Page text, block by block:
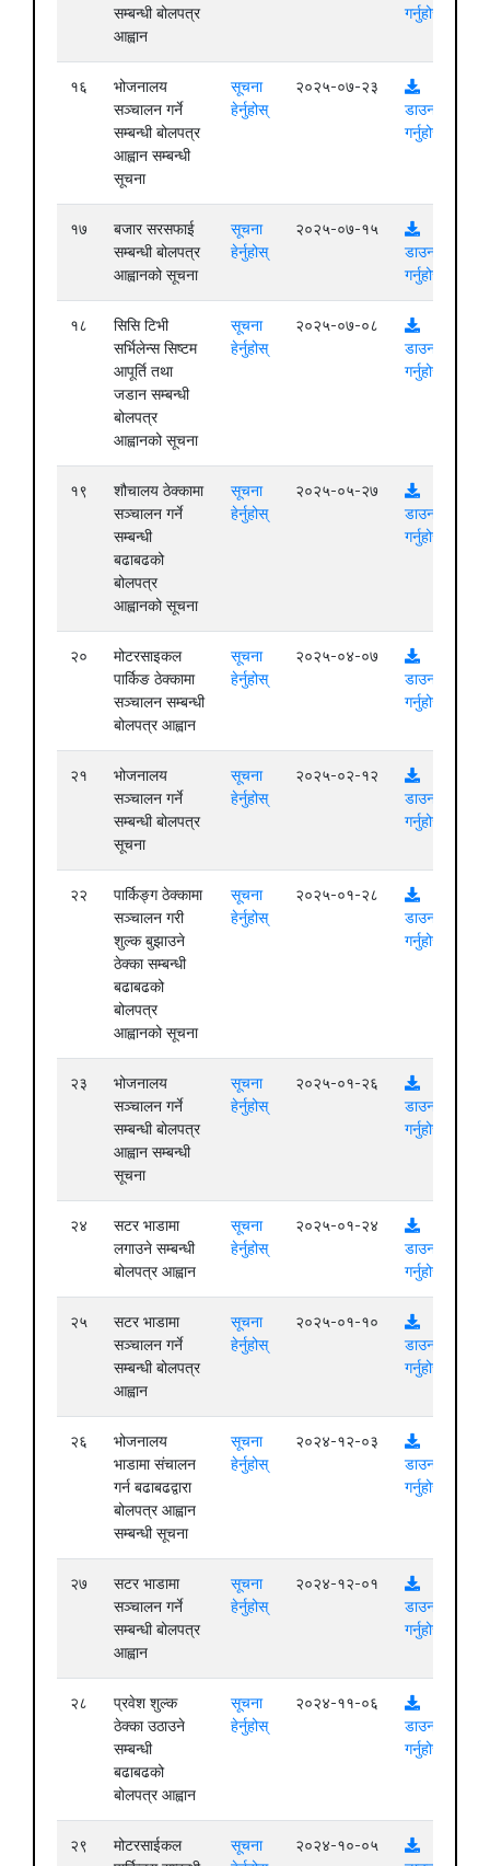
सम्बन्धी बोलपत्र
आह्वान
गर्नुहोस्
१६
भोजनालय
सञ्चालन गर्ने
सम्बन्धी बोलपत्र
आह्वान सम्बन्धी
सूचना
सूचना
हेर्नुहोस्
२०२५-०७-२३
डाउनलोड
गर्नुहोस्
१७
बजार सरसफाई
सम्बन्धी बोलपत्र
आह्वानको सूचना
सूचना
हेर्नुहोस्
२०२५-०७-१५
डाउनलोड
गर्नुहोस्
१८
सिसि टिभी
सर्भिलेन्स सिष्टम
आपूर्ति तथा
जडान सम्बन्धी
बोलपत्र
आह्वानको सूचना
सूचना
हेर्नुहोस्
२०२५-०७-०८
डाउनलोड
गर्नुहोस्
१९
शौचालय ठेक्कामा
सञ्चालन गर्ने
सम्बन्धी
बढाबढको
बोलपत्र
आह्वानको सूचना
सूचना
हेर्नुहोस्
२०२५-०५-२७
डाउनलोड
गर्नुहोस्
२०
मोटरसाइकल
पार्किङ ठेक्कामा
सञ्चालन सम्बन्धी
बोलपत्र आह्वान
सूचना
हेर्नुहोस्
२०२५-०४-०७
डाउनलोड
गर्नुहोस्
२१
भोजनालय
सञ्चालन गर्ने
सम्बन्धी बोलपत्र
सूचना
सूचना
हेर्नुहोस्
२०२५-०२-१२
डाउनलोड
गर्नुहोस्
२२
पार्किङ्ग ठेक्कामा
सञ्चालन गरी
शुल्क बुझाउने
ठेक्का सम्बन्धी
बढाबढको
बोलपत्र
आह्वानको सूचना
सूचना
हेर्नुहोस्
२०२५-०१-२८
डाउनलोड
गर्नुहोस्
२३
भोजनालय
सञ्चालन गर्ने
सम्बन्धी बोलपत्र
आह्वान सम्बन्धी
सूचना
सूचना
हेर्नुहोस्
२०२५-०१-२६
डाउनलोड
गर्नुहोस्
२४
सटर भाडामा
लगाउने सम्बन्धी
बोलपत्र आह्वान
सूचना
हेर्नुहोस्
२०२५-०१-२४
डाउनलोड
गर्नुहोस्
२५
सटर भाडामा
सञ्चालन गर्ने
सम्बन्धी बोलपत्र
आह्वान
सूचना
हेर्नुहोस्
२०२५-०१-१०
डाउनलोड
गर्नुहोस्
२६
भोजनालय
भाडामा संचालन
गर्न बढाबढद्वारा
बोलपत्र आह्वान
सम्बन्धी सूचना
सूचना
हेर्नुहोस्
२०२४-१२-०३
डाउनलोड
गर्नुहोस्
२७
सटर भाडामा
सञ्चालन गर्ने
सम्बन्धी बोलपत्र
आह्वान
सूचना
हेर्नुहोस्
२०२४-१२-०१
डाउनलोड
गर्नुहोस्
२८
प्रवेश शुल्क
ठेक्का उठाउने
सम्बन्धी
बढाबढको
बोलपत्र आह्वान
सूचना
हेर्नुहोस्
२०२४-११-०६
डाउनलोड
गर्नुहोस्
२९
मोटरसाईकल
सूचना
२०२४-१०-०५